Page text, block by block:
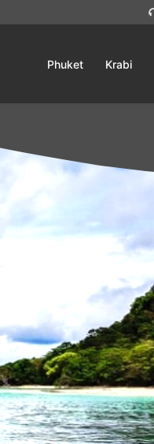
Phuket Krabi